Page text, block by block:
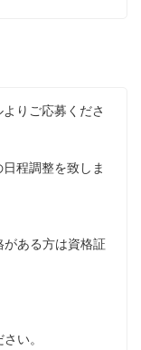
りご応募くださ
程調整を致しま
ある方は資格証
い。